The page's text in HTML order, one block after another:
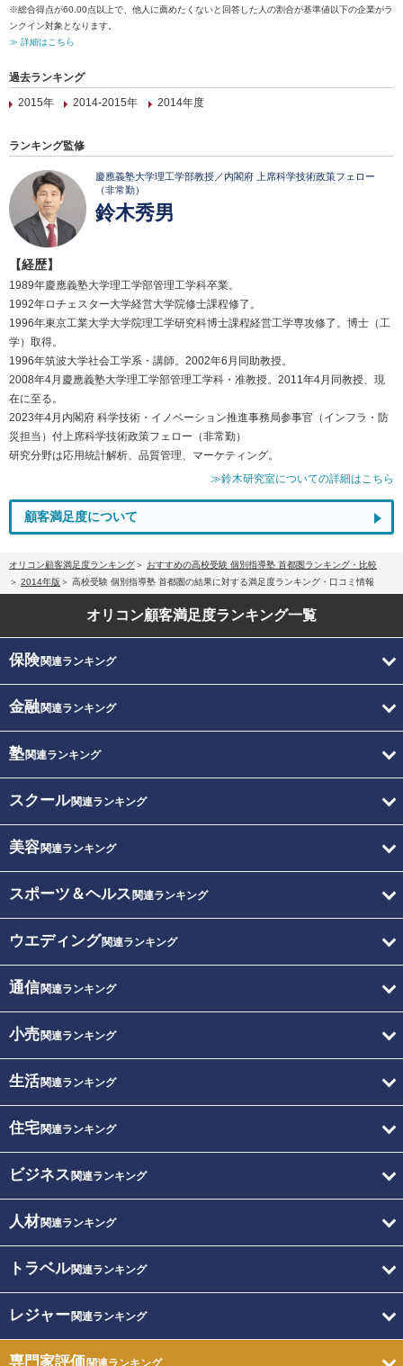
※総合得点が60.00点以上で、他人に薦めたくないと回答した人の割合が基準値以下の企業がラ
ンクイン対象となります。
≫ 詳細はこちら
過去ランキング
2015年
2014-2015年 2014年度
ランキング監修
慶應義塾大学理工学部教授／内閣府 上席科学技術政策フェロー
（非常勤）
鈴木秀男
【経歴】
1989年慶應義塾大学理工学部管理工学科卒業。
1992年ロチェスター大学経営大学院修士課程修了。
1996年東京工業大学大学院理工学研究科博士課程経営工学専攻修了。博士（工
学）取得。
1996年筑波大学社会工学系・講師。2002年6月同助教授。
2008年4月慶應義塾大学理工学部管理工学科・准教授。2011年4月同教授、現
在に至る。
2023年4月内閣府 科学技術・イノベーション推進事務局参事官（インフラ・防
災担当）付上席科学技術政策フェロー（非常勤）
研究分野は応用統計解析、品質管理、マーケティング。
≫鈴木研究室についての詳細はこちら
顧客満足度について
オリコン顧客満足度ランキング
おすすめの高校受験 個別指導塾 首都圏ランキング・比較
2014年版
高校受験 個別指導塾 首都圏の結果に対する満足度ランキング・口コミ情報
オリコン顧客満足度ランキング一覧
保険関連ランキング
金融関連ランキング
塾関連ランキング
スクール関連ランキング
美容関連ランキング
スポーツ＆ヘルス 関連ランキング
ウエディング関連ランキング
通信関連ランキング
小売関連ランキング
生活関連ランキング
住宅関連ランキング
ビジネス 関連ランキング
人材関連ランキング
トラベル関連ランキング
レジャー関連ランキング
専門家評価